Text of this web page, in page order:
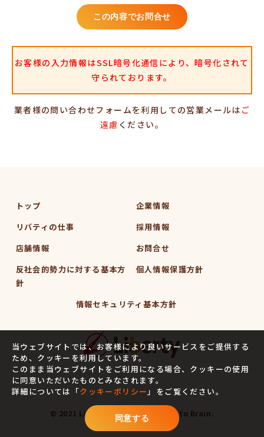
3．第三者への提供
ことはありません。
に関する契約を締結するなど、適切な安全管理措置
を講じます。
5．開示対象個人情報の開示等および問い
合わせ窓口
当社は、当該資料請求により取得した開示対象個人
用の停止（以下「開示等」といいます。）に応じま
す。
開示等に関するお問い合わせ：各店舗営業窓口もし
くは、以下個人情報相談窓口
6．個人情報の取得に応じることの任意性
この内容でお問合せ
お客様の入力情報はSSL暗号化通信により、暗号化されて
守られております。
業者様の問い合わせフォームを利用しての営業メールは ご
遠慮 ください。
トップ
企業情報
リバティの仕事
採用情報
店舗情報
お問合せ
反社会的勢力に対する基本方
針
個人情報保護方針
情報セキュリティ基本方針
© 2021 Liberty. Designed by Tratto Brain.
当ウェブサイトでは、お客様により良いサービスをご提供する
ため、クッキーを利用しています。
このまま当ウェブサイトをご利用になる場合、クッキーの使用
に同意いただいたものとみなされます。
詳細については「クッキーポリシー」をご覧ください。
同意する